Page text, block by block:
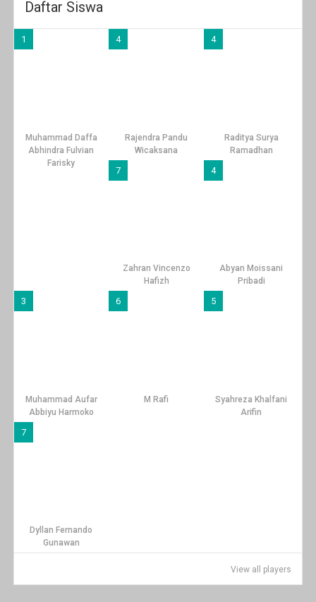
Daftar Siswa
1
Muhammad Daffa
Abhindra Fulvian
Farisky
4
Rajendra Pandu
Wicaksana
4
Raditya Surya
Ramadhan
7
Zahran Vincenzo
Hafizh
4
Abyan Moissani
Pribadi
3
Muhammad Aufar
Abbiyu Harmoko
6
M Rafi
5
Syahreza Khalfani
Arifin
7
Dyllan Fernando
Gunawan
View all players